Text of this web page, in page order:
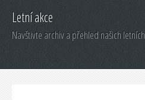
Letní akce
Navštivte archiv a přehled našich